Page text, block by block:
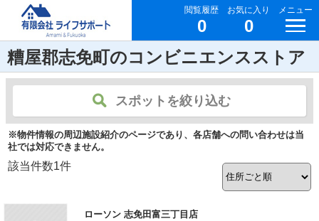
閲覧履歴
0
お気に入り
0
メニュー
糟屋郡志免町のコンビニエンスストア
スポットを絞り込む
※物件情報の周辺施設紹介のページであり、各店舗への問い合わせは当
社では対応できません。
該当件数1件
ローソン 志免田富三丁目店